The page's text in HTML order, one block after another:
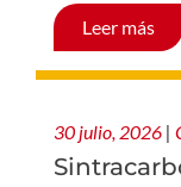
Leer más
30 julio, 2026 |